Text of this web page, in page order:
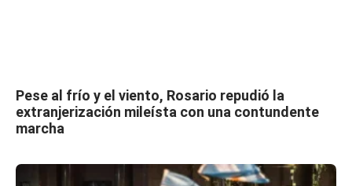
Pese al frío y el viento, Rosario repudió la
extranjerización mileísta con una contundente
marcha